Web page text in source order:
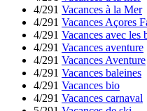
4/291 Vacances à la Mer
4/291 Vacances Açores
4/291 Vacances avec les
4/291 Vacances aventure
4/291 Vacances Aventure
4/291 Vacances baleines
4/291 Vacances bio
4/291 Vacances carnaval